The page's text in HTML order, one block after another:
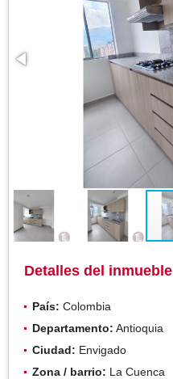
Detalles del inmueble
País: Colombia
Departamento: Antioquia
Ciudad: Envigado
Zona / barrio: La Cuenca